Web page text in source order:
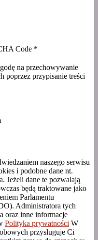
Code *
na przechowywanie
poprzez przypisanie treści
naszego serwisu
i podobne dane nt.
Jeżeli dane te pozwalają
będą traktowane jako
Parlamentu
Administratora tych
oraz inne informacje
Polityka prywatności W
przysługuje Ci